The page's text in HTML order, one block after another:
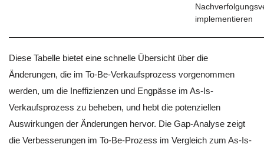
implementieren
Diese Tabelle bietet eine schnelle Übersicht über die
Änderungen, die im To-Be-Verkaufsprozess vorgenommen
werden, um die Ineffizienzen und Engpässe im As-Is-
Verkaufsprozess zu beheben, und hebt die potenziellen
Auswirkungen der Änderungen hervor. Die Gap-Analyse zeigt
die Verbesserungen im To-Be-Prozess im Vergleich zum As-Is-